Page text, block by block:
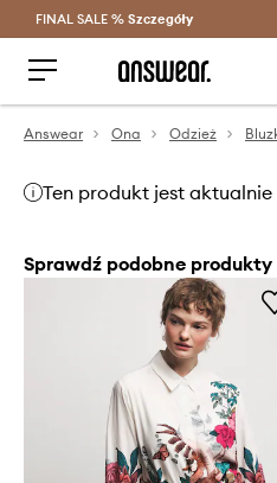
Oszczędzaj z
FINAL SALE % Szczegóły
Answear Ona Odzież
Ten produkt jest
Sprawdź podobne produkty